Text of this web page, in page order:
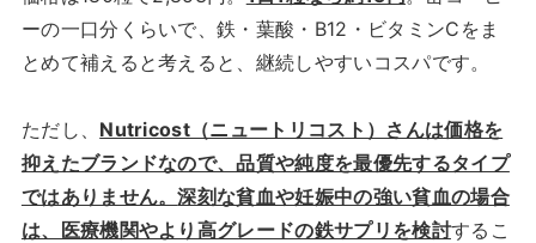
ーの一口分くらいで、鉄・葉酸・B12・ビタミンCをま
とめて補えると考えると、継続しやすいコスパです。
ただし、 Nutricost（ニュートリコスト）さんは価格を
抑えたブランドなので、品質や純度を最優先するタイプ
ではありません。深刻な貧血や妊娠中の強い貧血の場合
は、医療機関やより高グレードの鉄サプリを検討するこ